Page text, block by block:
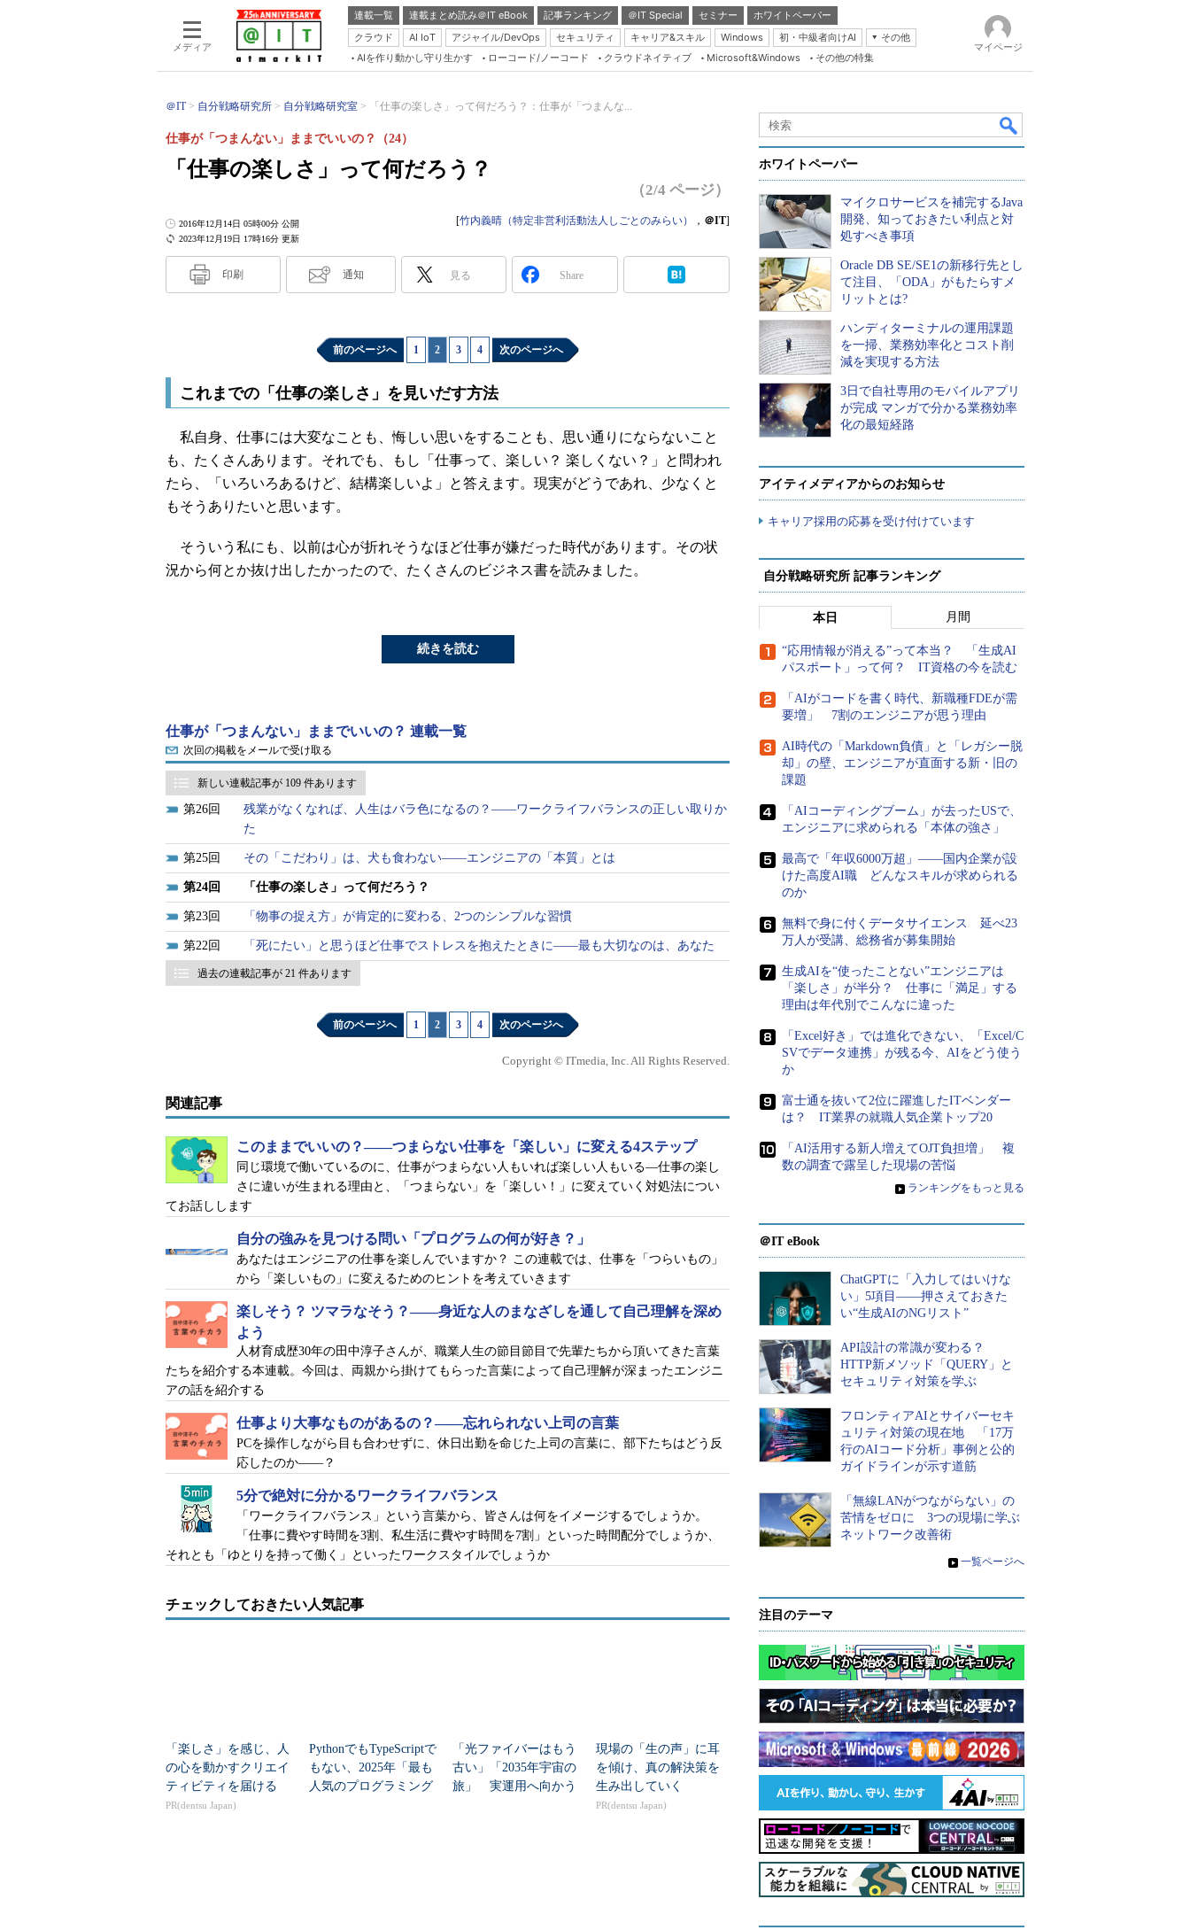
メディア
連載一覧 連載まとめ読み＠IT eBook 記事ランキング ＠IT Special セミナー
ホワイトペーパー
クラウド
AI IoT アジャイル/DevOps セキュリティ キャリア&スキル Windows 初・中級者向けAI
その他
Server & Storage
Database Expert
Master of IP Network
Security & Trust
AIを作り動かし守り生かす ローコード/ノーコード クラウドネイティブ Microsoft&Windows その他の特集
マイページ
＠IT 自分戦略研究所 自分戦略研究室 「仕事の楽しさ」って何だろう？：仕事が「つまんな...
「仕事の楽しさ」って何だろう？
仕事が「つまんない」ままでいいの？（24）
（2/4 ページ）
2023年12月19日 17時16分 更新
2016年12月14日 05時00分 公開 [竹内義晴（特定非営利活動法人しごとのみらい） ， ＠IT]
印刷 通知 見る Share
前のページへ 1 2 3 4 次のページへ
これまでの「仕事の楽しさ」を見いだす方法
私自身、仕事には大変なことも、悔しい思いをすることも、思い通りにならないこと
も、たくさんあります。それでも、もし「仕事って、楽しい？ 楽しくない？」と問われ
たら、「いろいろあるけど、結構楽しいよ」と答えます。現実がどうであれ、少なくと
もそうありたいと思います。
そういう私にも、以前は心が折れそうなほど仕事が嫌だった時代があります。その状
況から何とか抜け出したかったので、たくさんのビジネス書を読みました。
続きを読む
仕事が「つまんない」ままでいいの？ 連載一覧
次回の掲載をメールで受け取る
新しい連載記事が 109 件あります
26
残業がなくなれば、人生はバラ色になるの？――ワークライフバランスの正しい取りか
た
25 その「こだわり」は、犬も食わない――エンジニアの「本質」とは
24 「仕事の楽しさ」って何だろう？
23 「物事の捉え方」が肯定的に変わる、2つのシンプルな習慣
22 「死にたい」と思うほど仕事でストレスを抱えたときに――最も大切なのは、あなた
過去の連載記事が 21 件あります
前のページへ 1 2 3 4 次のページへ
Copyright © ITmedia, Inc. All Rights Reserved.
関連記事
このままでいいの？――つまらない仕事を「楽しい」に変える4ステップ
同じ環境で働いているのに、仕事がつまらない人もいれば楽しい人もいる―仕事の楽し
さに違いが生まれる理由と、「つまらない」を「楽しい！」に変えていく対処法につい
てお話しします
自分の強みを見つける問い「プログラムの何が好き？」
あなたはエンジニアの仕事を楽しんでいますか？ この連載では、仕事を「つらいもの」
から「楽しいもの」に変えるためのヒントを考えていきます
楽しそう？ ツマラなそう？――身近な人のまなざしを通して自己理解を深め
よう
人材育成歴30年の田中淳子さんが、職業人生の節目節目で先輩たちから頂いてきた言葉
たちを紹介する本連載。今回は、両親から掛けてもらった言葉によって自己理解が深まったエンジニ
アの話を紹介する
仕事より大事なものがあるの？――忘れられない上司の言葉
PCを操作しながら目も合わせずに、休日出勤を命じた上司の言葉に、部下たちはどう反
応したのか――？
5分で絶対に分かるワークライフバランス
「ワークライフバランス」という言葉から、皆さんは何をイメージするでしょうか。
「仕事に費やす時間を3割、私生活に費やす時間を7割」といった時間配分でしょうか、
それとも「ゆとりを持って働く」といったワークスタイルでしょうか
チェックしておきたい人気記事
「楽しさ」を感じ、人
の心を動かすクリエイ
ティビティを届ける
PR(dentsu Japan)
PythonでもTypeScriptで
もない、2025年「最も
人気のプログラミング
「光ファイバーはもう
古い」「2035年宇宙の
旅」 実運用へ向かう
現場の「生の声」に耳
を傾け、真の解決策を
生み出していく
PR(dentsu Japan)
ホワイトペーパー
マイクロサービスを補完するJava
開発、知っておきたい利点と対
処すべき事項
Oracle DB SE/SE1の新移行先とし
て注目、「ODA」がもたらすメ
リットとは?
ハンディターミナルの運用課題
を一掃、業務効率化とコスト削
減を実現する方法
3日で自社専用のモバイルアプリ
が完成 マンガで分かる業務効率
化の最短経路
アイティメディアからのお知らせ
キャリア採用の応募を受け付けています
自分戦略研究所 記事ランキング
本日 月間
“応用情報が消える”って本当？ 「生成AI
パスポート」って何？ IT資格の今を読む
「AIがコードを書く時代、新職種FDEが需
要増」 7割のエンジニアが思う理由
AI時代の「Markdown負債」と「レガシー脱
却」の壁、エンジニアが直面する新・旧の
課題
「AIコーディングブーム」が去ったUSで、
エンジニアに求められる「本体の強さ」
最高で「年収6000万超」――国内企業が設
けた高度AI職 どんなスキルが求められる
のか
無料で身に付くデータサイエンス 延べ23
万人が受講、総務省が募集開始
生成AIを“使ったことない”エンジニアは
「楽しさ」が半分？ 仕事に「満足」する
理由は年代別でこんなに違った
「Excel好き」では進化できない、「Excel/C
SVでデータ連携」が残る今、AIをどう使う
か
富士通を抜いて2位に躍進したITベンダー
は？ IT業界の就職人気企業トップ20
「AI活用する新人増えてOJT負担増」 複
数の調査で露呈した現場の苦悩
» ランキングをもっと見る
＠IT eBook
ChatGPTに「入力してはいけな
い」5項目――押さえておきた
い“生成AIのNGリスト”
API設計の常識が変わる？
HTTP新メソッド「QUERY」と
セキュリティ対策を学ぶ
フロンティアAIとサイバーセキ
ュリティ対策の現在地 「17万
行のAIコード分析」事例と公的
ガイドラインが示す道筋
「無線LANがつながらない」の
苦情をゼロに 3つの現場に学ぶ
ネットワーク改善術
» 一覧ページへ
注目のテーマ